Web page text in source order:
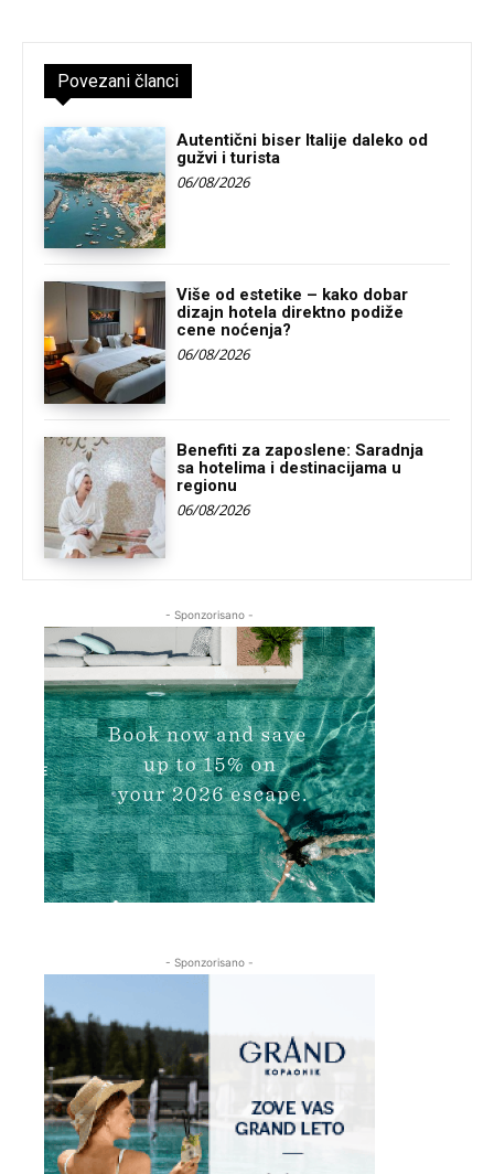
Povezani članci
Autentični biser Italije daleko od
gužvi i turista
06/08/2026
Više od estetike – kako dobar
dizajn hotela direktno podiže
cene noćenja?
06/08/2026
Benefiti za zaposlene: Saradnja
sa hotelima i destinacijama u
regionu
06/08/2026
- Sponzorisano -
- Sponzorisano -